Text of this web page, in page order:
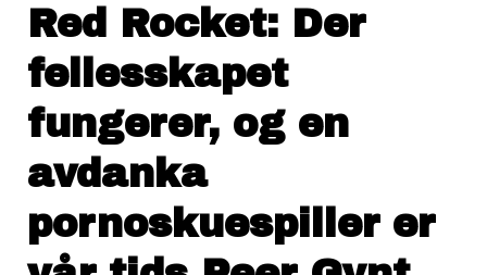
Red Rocket: Der
fellesskapet
fungerer, og en
avdanka
pornoskuespiller er